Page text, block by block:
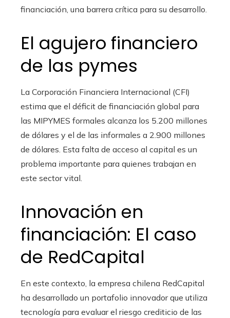
financiación, una barrera crítica para su desarrollo.
El agujero financiero
de las pymes
La Corporación Financiera Internacional (CFI)
estima que el déficit de financiación global para
las MIPYMES formales alcanza los 5.200 millones
de dólares y el de las informales a 2.900 millones
de dólares. Esta falta de acceso al capital es un
problema importante para quienes trabajan en
este sector vital.
Innovación en
financiación: El caso
de RedCapital
En este contexto, la empresa chilena RedCapital
ha desarrollado un portafolio innovador que utiliza
tecnología para evaluar el riesgo crediticio de las